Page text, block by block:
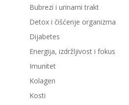
Bubrezi i urinarni trakt
Detox i čišćenje organizma
Dijabetes
Energija, izdržljivost i fokus
Imunitet
Kolagen
Kosti